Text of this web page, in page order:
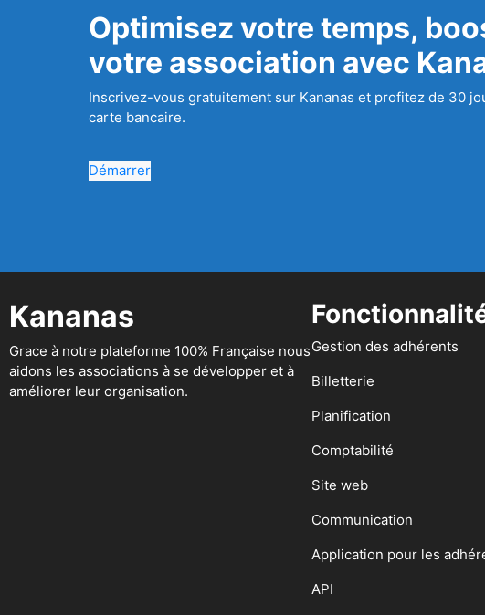
Optimisez votre temps,
votre association avec
Inscrivez-vous gratuitement sur Kananas et profitez de 30
carte bancaire.
Démarrer
Kananas
Grace à notre plateforme 100% Française nous
aidons les associations à se développer et à
améliorer leur organisation.
Gestion des adhérents
Billetterie
Planification
Comptabilité
Site web
Communication
Application pour les
API